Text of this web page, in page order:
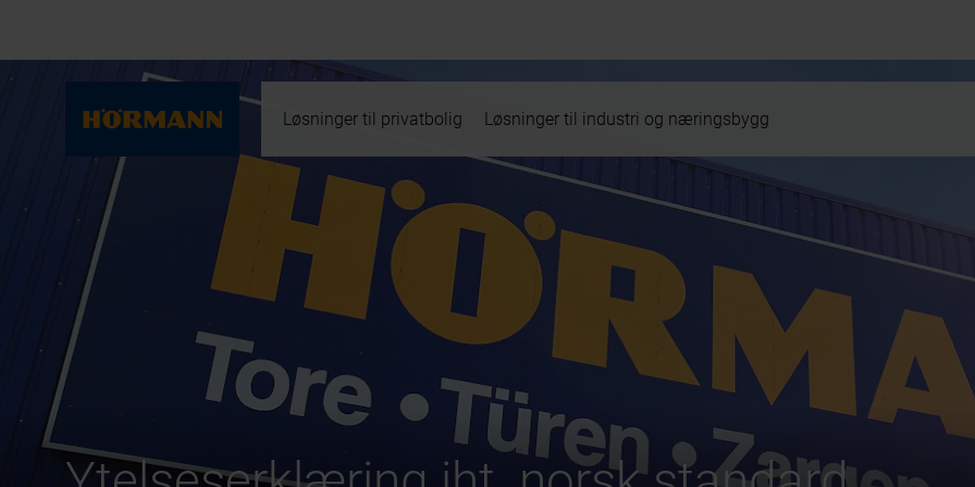
Løsninger til privatbolig Løsninger til industri og næringsbygg